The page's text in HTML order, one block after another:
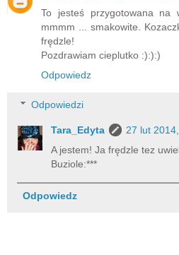
To jesteś przygotowana na
mmmm ... smakowite.
frędzle!
Pozdrawiam cieplutko :):):)
Odpowiedz
Odpowiedzi
Tara_Edyta
27 lut
A jestem! Ja frędzle tez
Buziole:***
Odpowiedz